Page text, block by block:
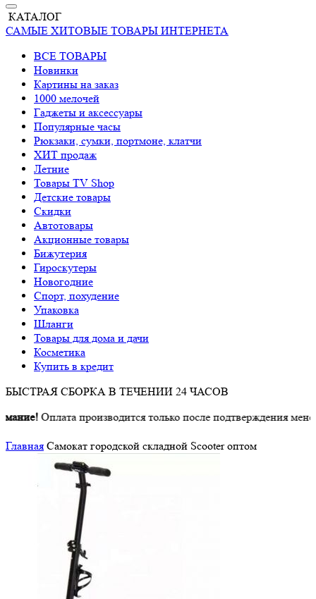
КАТАЛОГ
САМЫЕ ХИТОВЫЕ ТОВАРЫ ИНТЕРНЕТА
ВСЕ ТОВАРЫ
Новинки
Картины на заказ
1000 мелочей
Гаджеты и аксессуары
Популярные часы
Рюкзаки, сумки, портмоне, клатчи
ХИТ продаж
Летние
Товары TV Shop
Детские товары
Cкидки
Автотовары
Акционные товары
Бижутерия
Гироскутеры
Новогодние
Спорт, похудение
Упаковка
Шланги
Товары для дома и дачи
Косметика
Купить в кредит
БЫСТРАЯ СБОРКА В ТЕЧЕНИИ 24 ЧАСОВ
Оплата производится только после подтверждения
Главная Самокат городской складной Scooter оптом